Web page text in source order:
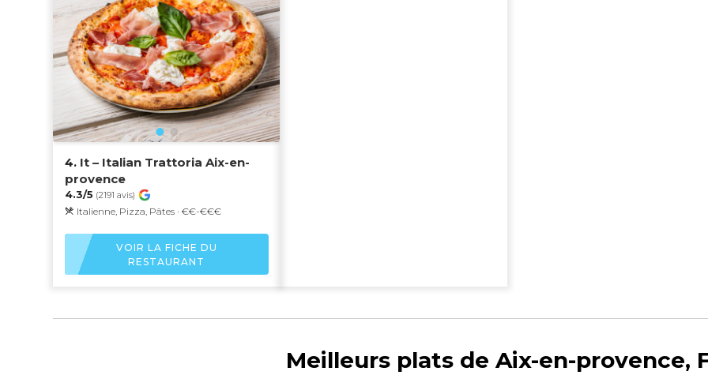
4. It – Italian Trattoria Aix-en-
provence
4.3/5 (2191 avis)
Italienne, Pizza, Pâtes · €€-€€€
VOIR LA FICHE DU
RESTAURANT
Meilleurs plats de Aix-en-provence,